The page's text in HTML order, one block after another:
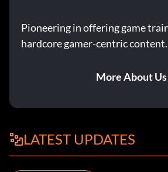
Pioneering in offering game
hardcore gamer-centric content.
More About Us
LATEST UPDATES